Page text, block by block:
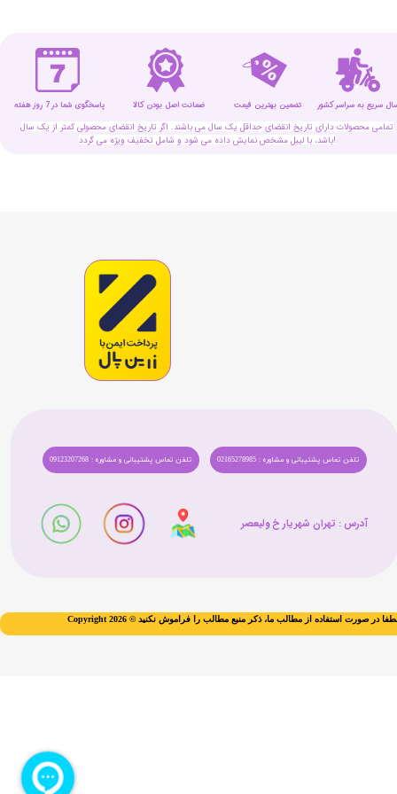
تمامی محصولات دارای تاریخ انقضای حداقل یک سال می باشند. اگر تاریخ انقضای محصولی کمتر از یک سال
باشد، با لیبل مشخص نمایش داده می شود و شامل تخفیف ویژه می گردد!
ضمانت اصل بودن کالا تضمین بهترین قیمت پاسخگوی شما در 7 روز هفته سریع به سراسر کشور
تلفن تماس پشتیبانی و مشاوره : 09123207268 تلفن تماس پشتیبانی و مشاوره : 02165278985
آدرس : تهران شهریار خ ولیعصر​​​​​​​